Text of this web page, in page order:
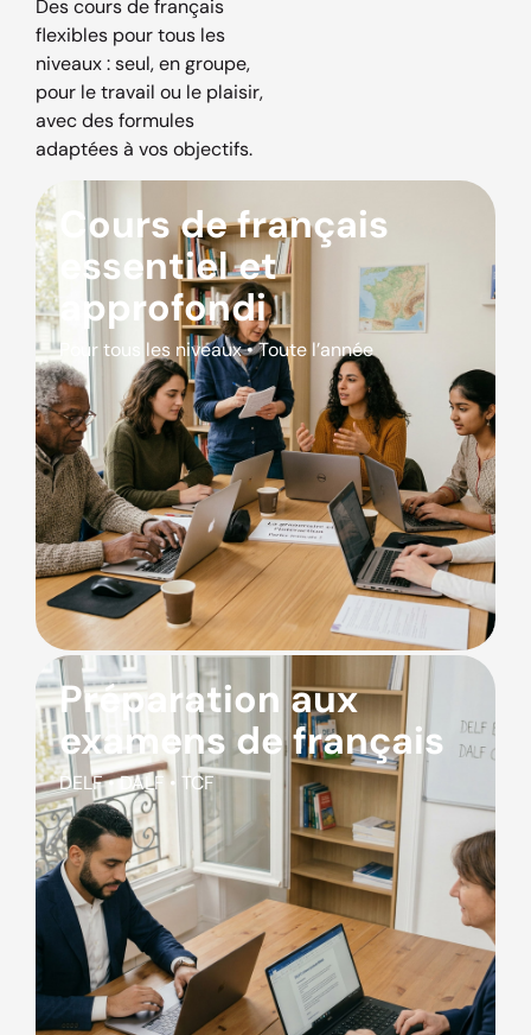
Des cours de français
flexibles pour tous les
niveaux : seul, en groupe,
pour le travail ou le plaisir,
avec des formules
adaptées à vos objectifs.
Cours de français
essentiel et
approfondi
Pour tous les niveaux • Toute l’année
Préparation aux
examens de français
DELF • DALF • TCF